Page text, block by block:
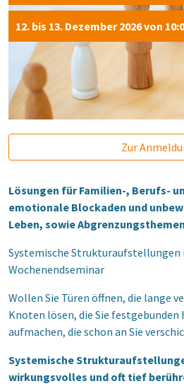
12. bis 13. Dezember 2026 von
Zur
Lösungen für Familien-, Berufs-
emotionale Blockaden und
Leben, sowie Abgrenzungsthemen
Systemische Strukturaufstellungen
Wochenendseminar
Wollen Sie Türen öffnen, die lange
Knoten lösen, die Sie festgebunden
aufmachen, die schon an Sie
Systemische
wirkungsvolles und oft tief